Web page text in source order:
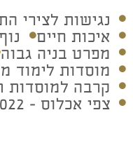
נגישות לצירי
איכות חיים
מפרט בניה גבוה
מוסדות לימוד
קרבה למוסדות
צפי אכלוס - 2022